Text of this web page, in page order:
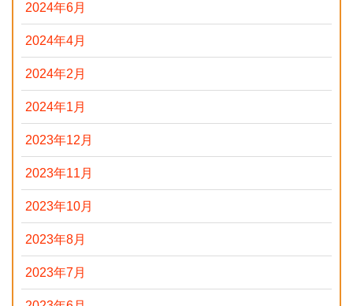
2024年6月
2024年4月
2024年2月
2024年1月
2023年12月
2023年11月
2023年10月
2023年8月
2023年7月